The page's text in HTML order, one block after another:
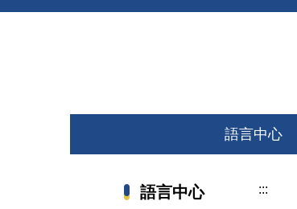
語言中心
語言中心 :::